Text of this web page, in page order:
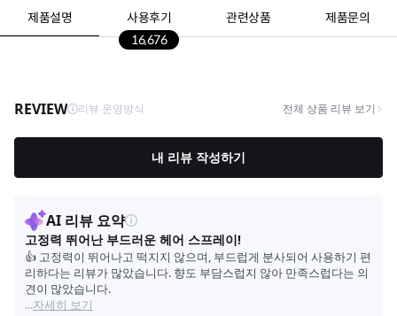
제품설명
사용후기
16,676
관련상품 제품문의